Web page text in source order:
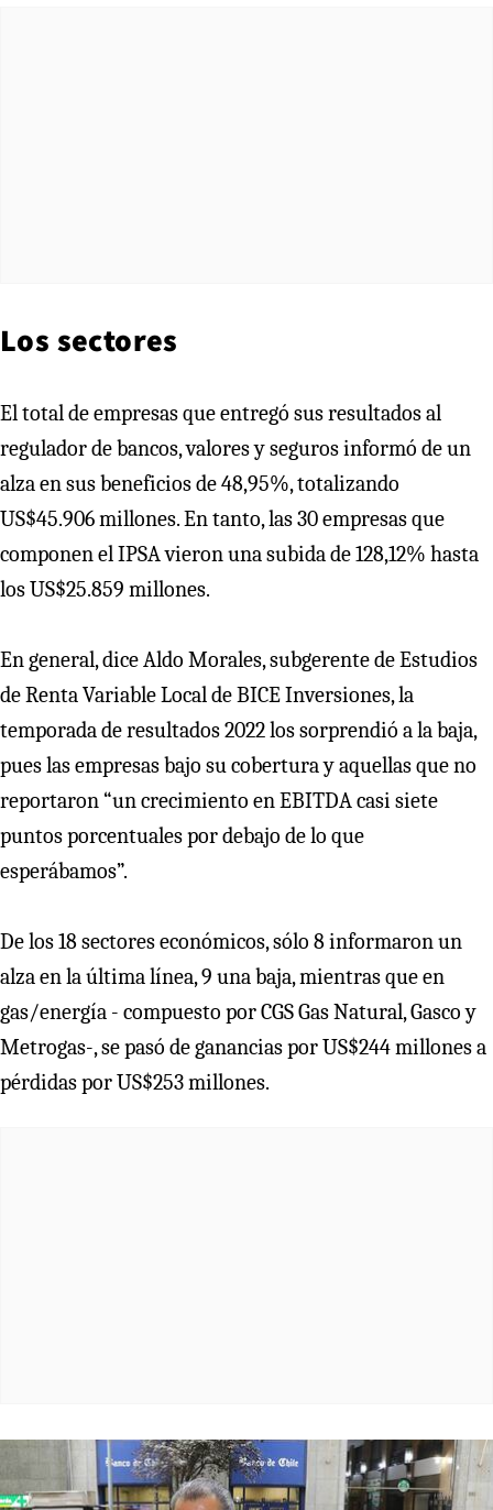
Los sectores
El total de empresas que entregó sus resultados al
regulador de bancos, valores y seguros informó de un
alza en sus beneficios de 48,95%, totalizando
US$45.906 millones. En tanto, las 30 empresas que
componen el IPSA vieron una subida de 128,12% hasta
los US$25.859 millones.
En general, dice Aldo Morales, subgerente de Estudios
de Renta Variable Local de BICE Inversiones, la
temporada de resultados 2022 los sorprendió a la baja,
pues las empresas bajo su cobertura y aquellas que no
reportaron “un crecimiento en EBITDA casi siete
puntos porcentuales por debajo de lo que
esperábamos”.
De los 18 sectores económicos, sólo 8 informaron un
alza en la última línea, 9 una baja, mientras que en
gas/energía - compuesto por CGS Gas Natural, Gasco y
Metrogas-, se pasó de ganancias por US$244 millones a
pérdidas por US$253 millones.